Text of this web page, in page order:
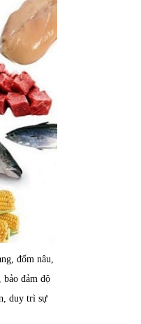
đốm nâu,
bảo đảm độ
duy trì sự